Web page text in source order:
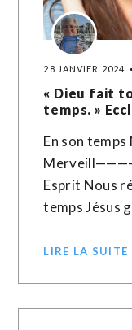
28 JANVIER 2024
« Dieu fait
temps. »
En son
Merveill———-
Esprit Nous
temps Jésus
LIRE LA